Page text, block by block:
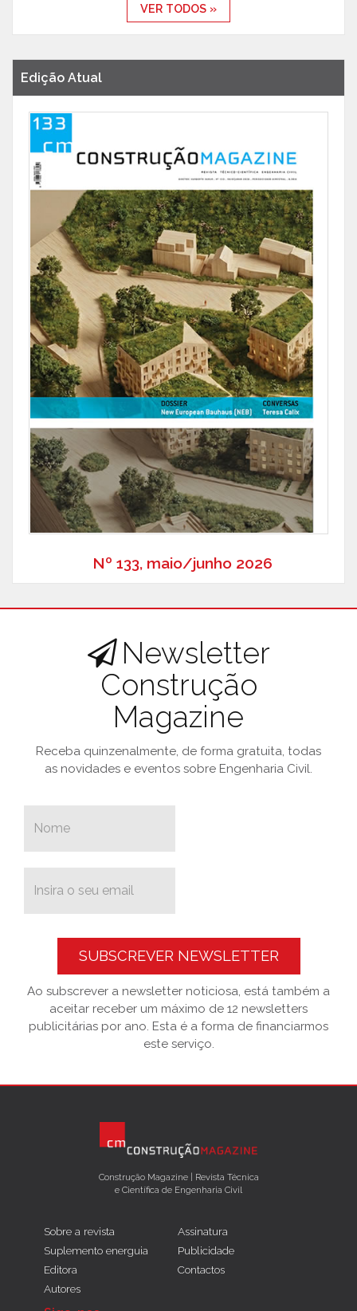
VER TODOS »
Edição Atual
Nº 133, maio/junho 2026
Newsletter
Construção
Magazine
Receba quinzenalmente, de forma gratuita, todas
as novidades e eventos sobre Engenharia Civil.
SUBSCREVER NEWSLETTER
Ao subscrever a newsletter noticiosa, está também a
aceitar receber um máximo de 12 newsletters
publicitárias por ano. Esta é a forma de financiarmos
este serviço.
Construção Magazine | Revista Técnica
e Científica de Engenharia Civil
Sobre a revista
Suplemento energuia
Editora
Autores
Assinatura
Publicidade
Contactos